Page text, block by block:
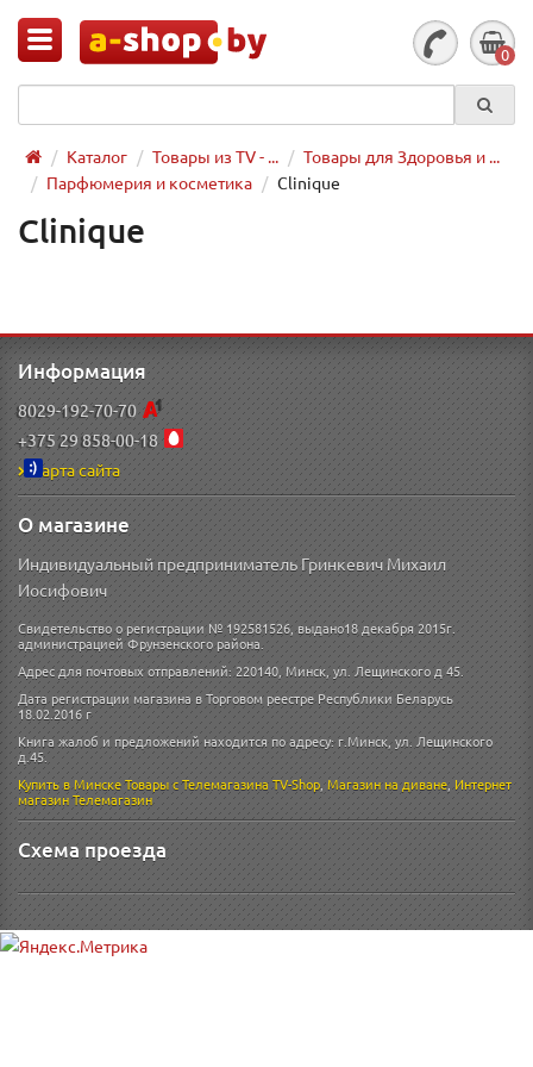
0
Каталог Товары из TV - ...
Товары для Здоровья и ...
Парфюмерия и косметика
Clinique
Clinique
Информация
8029-192-70-70
+375 29 858-00-18
Карта сайта
О магазине
Индивидуальный предприниматель Гринкевич Михаил
Иосифович
Свидетельство о регистрации № 192581526, выдано18 декабря 2015г.
администрацией Фрунзенского района.
Адрес для почтовых отправлений: 220140, Минск, ул. Лещинского д 45.
Дата регистрации магазина в Торговом реестре Республики Беларусь
18.02.2016 г
Книга жалоб и предложений находится по адресу: г.Минск, ул. Лещинского
д.45.
Купить в МинскеТовары с Телемагазина TV-Shop,Магазин на диване,Интернет
магазинТелемагазин
Схема проезда